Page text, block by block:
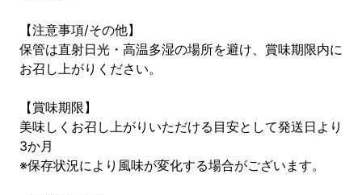
【注意事項/その他】
保管は直射日光・高温多湿の場所を避け、賞味期限内に
お召し上がりください。
【賞味期限】
美味しくお召し上がりいただける目安として発送日より
3か月
※保存状況により風味が変化する場合がございます。